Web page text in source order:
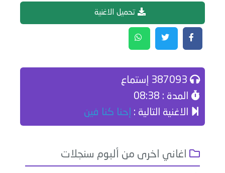
تحميل الاغنية
المدة : 08:38
الاغنية التالية : إحنا كنا فين
اغاني اخرى من ألبوم سنجلات